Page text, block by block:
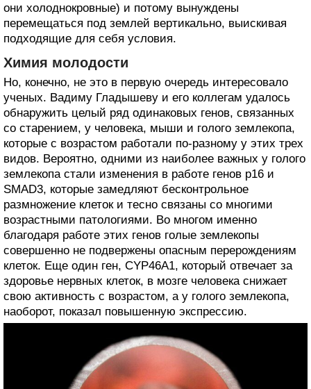
они холоднокровные) и потому вынуждены
перемещаться под землей вертикально, выискивая
подходящие для себя условия.
Химия молодости
Но, конечно, не это в первую очередь интересовало
ученых. Вадиму Гладышеву и его коллегам удалось
обнаружить целый ряд одинаковых генов, связанных
со старением, у человека, мыши и голого землекопа,
которые с возрастом работали по-разному у этих трех
видов. Вероятно, одними из наиболее важных у голого
землекопа стали изменения в работе генов р16 и
SMAD3, которые замедляют бесконтрольное
размножение клеток и тесно связаны со многими
возрастными патологиями. Во многом именно
благодаря работе этих генов голые землекопы
совершенно не подвержены опасным перерождениям
клеток. Еще один ген, CYP46A1, который отвечает за
здоровье нервных клеток, в мозге человека снижает
свою активность с возрастом, а у голого землекопа,
наоборот, показал повышенную экспрессию.